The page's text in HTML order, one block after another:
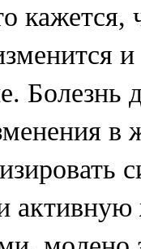
кажется,
и
Болезнь
в
активную